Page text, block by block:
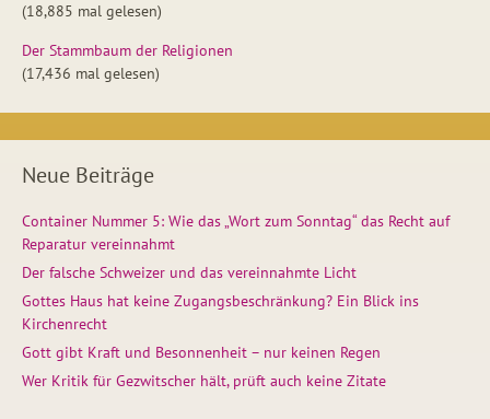
(18,885 mal gelesen)
Der Stammbaum der Religionen
(17,436 mal gelesen)
Neue Beiträge
Container Nummer 5: Wie das „Wort zum Sonntag“ das Recht auf
Reparatur vereinnahmt
Der falsche Schweizer und das vereinnahmte Licht
Gottes Haus hat keine Zugangsbeschränkung? Ein Blick ins
Kirchenrecht
Gott gibt Kraft und Besonnenheit – nur keinen Regen
Wer Kritik für Gezwitscher hält, prüft auch keine Zitate